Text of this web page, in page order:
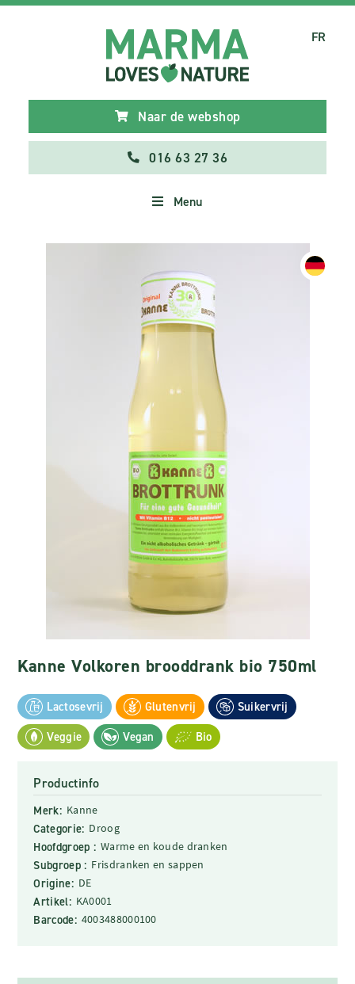
Naar de webshop
016 63 27 36
Menu
FR
Kanne Volkoren brooddrank bio 750ml
Lactosevrij Glutenvrij
Suikervrij
Veggie
Vegan Bio
Productinfo
Merk: Kanne
Categorie: Droog
Hoofdgroep : Warme en koude dranken
Subgroep : Frisdranken en sappen
Origine: DE
Artikel: KA0001
Barcode: 4003488000100